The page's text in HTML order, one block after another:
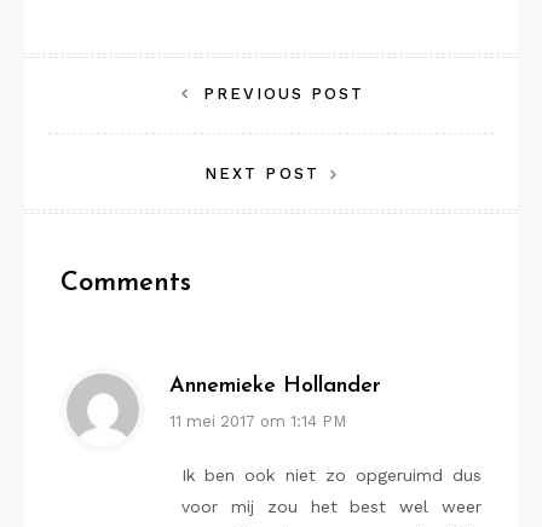
navigatie
PREVIOUS POST
NEXT POST
Comments
Annemieke Hollander
11 mei 2017 om 1:14 PM
Ik ben ook niet zo opgeruimd dus
voor mij zou het best wel weer